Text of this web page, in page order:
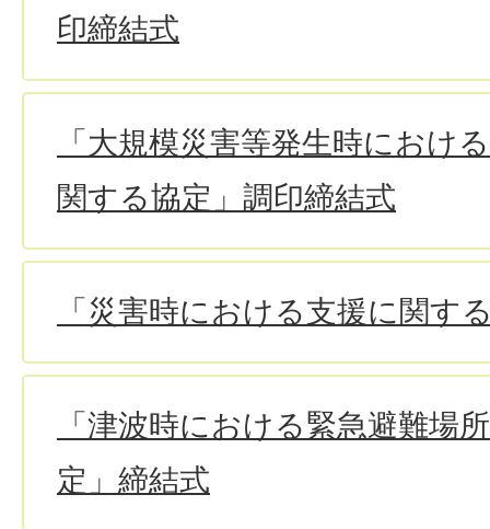
印締結式
「大規模災害等発生時におけ
関する協定」調印締結式
「災害時における支援に関す
「津波時における緊急避難場
定」締結式